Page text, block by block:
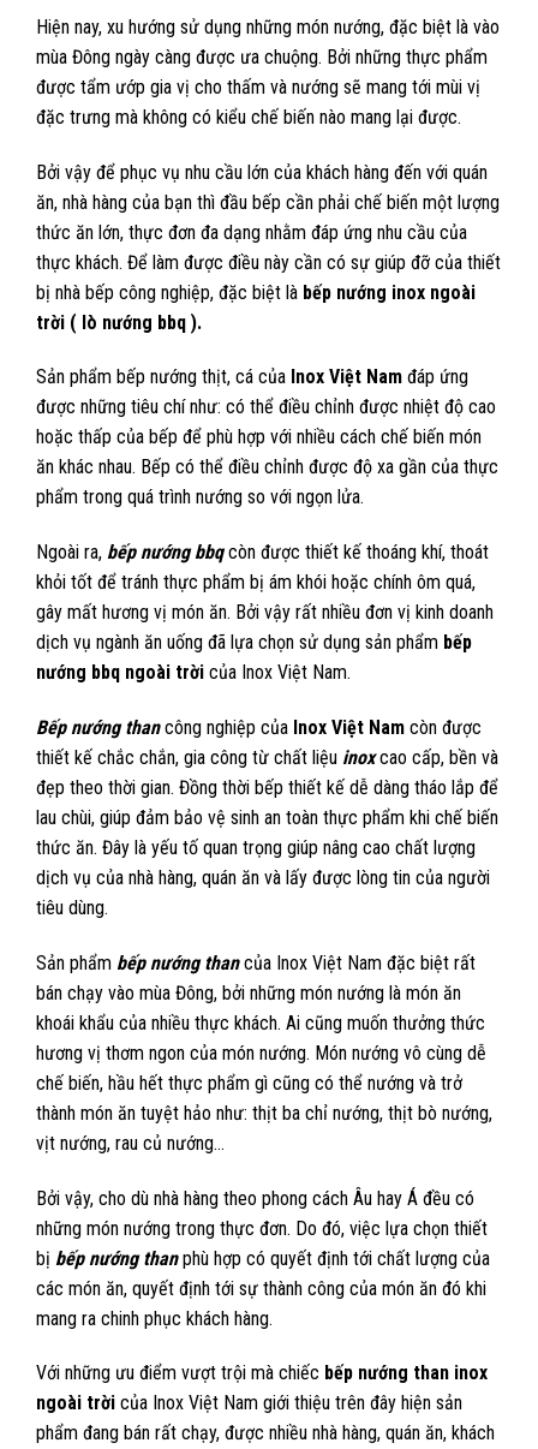
Hiện nay, xu hướng sử dụng những món nướng, đặc biệt là vào
mùa Đông ngày càng được ưa chuộng. Bởi những thực phẩm
được tẩm ướp gia vị cho thấm và nướng sẽ mang tới mùi vị
đặc trưng mà không có kiểu chế biến nào mang lại được.
Bởi vậy để phục vụ nhu cầu lớn của khách hàng đến với quán
ăn, nhà hàng của bạn thì đầu bếp cần phải chế biến một lượng
thức ăn lớn, thực đơn đa dạng nhằm đáp ứng nhu cầu của
thực khách. Để làm được điều này cần có sự giúp đỡ của thiết
bị nhà bếp công nghiệp, đặc biệt là bếp nướng inox ngoài
trời ( lò nướng bbq ).
Sản phẩm bếp nướng thịt, cá của Inox Việt Nam đáp ứng
được những tiêu chí như: có thể điều chỉnh được nhiệt độ cao
hoặc thấp của bếp để phù hợp với nhiều cách chế biến món
ăn khác nhau. Bếp có thể điều chỉnh được độ xa gần của thực
phẩm trong quá trình nướng so với ngọn lửa.
Ngoài ra, bếp nướng bbqcòn được thiết kế thoáng khí, thoát
khỏi tốt để tránh thực phẩm bị ám khói hoặc chính ôm quá,
gây mất hương vị món ăn. Bởi vậy rất nhiều đơn vị kinh doanh
dịch vụ ngành ăn uống đã lựa chọn sử dụng sản phẩm bếp
nướng bbq ngoài trời của Inox Việt Nam.
Bếp nướng thancông nghiệp của Inox Việt Nam còn được
thiết kế chắc chắn, gia công từ chất liệu inoxcao cấp, bền và
đẹp theo thời gian. Đồng thời bếp thiết kế dễ dàng tháo lắp để
lau chùi, giúp đảm bảo vệ sinh an toàn thực phẩm khi chế biến
thức ăn. Đây là yếu tố quan trọng giúp nâng cao chất lượng
dịch vụ của nhà hàng, quán ăn và lấy được lòng tin của người
tiêu dùng.
Sản phẩm bếp nướng thancủa Inox Việt Nam đặc biệt rất
bán chạy vào mùa Đông, bởi những món nướng là món ăn
khoái khẩu của nhiều thực khách. Ai cũng muốn thưởng thức
hương vị thơm ngon của món nướng. Món nướng vô cùng dễ
chế biến, hầu hết thực phẩm gì cũng có thể nướng và trở
thành món ăn tuyệt hảo như: thịt ba chỉ nướng, thịt bò nướng,
vịt nướng, rau củ nướng…
Bởi vậy, cho dù nhà hàng theo phong cách Âu hay Á đều có
những món nướng trong thực đơn. Do đó, việc lựa chọn thiết
bị bếp nướng thanphù hợp có quyết định tới chất lượng của
các món ăn, quyết định tới sự thành công của món ăn đó khi
mang ra chinh phục khách hàng.
Với những ưu điểm vượt trội mà chiếc bếp nướng than inox
ngoài trời của Inox Việt Nam giới thiệu trên đây hiện sản
phẩm đang bán rất chạy, được nhiều nhà hàng, quán ăn, khách